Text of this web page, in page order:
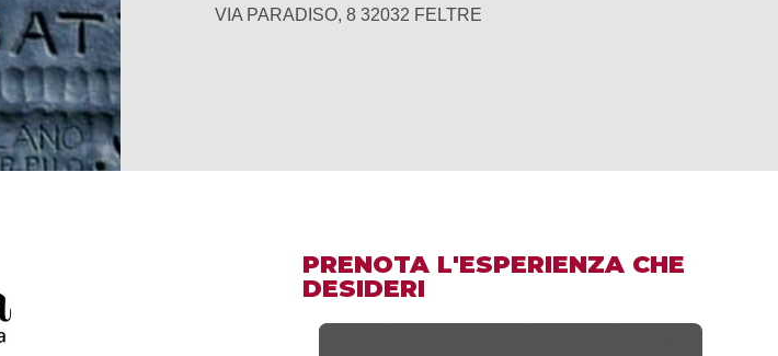
VIA PARADISO, 8 32032 FELTRE
PRENOTA L'ESPERIENZA CHE
DESIDERI